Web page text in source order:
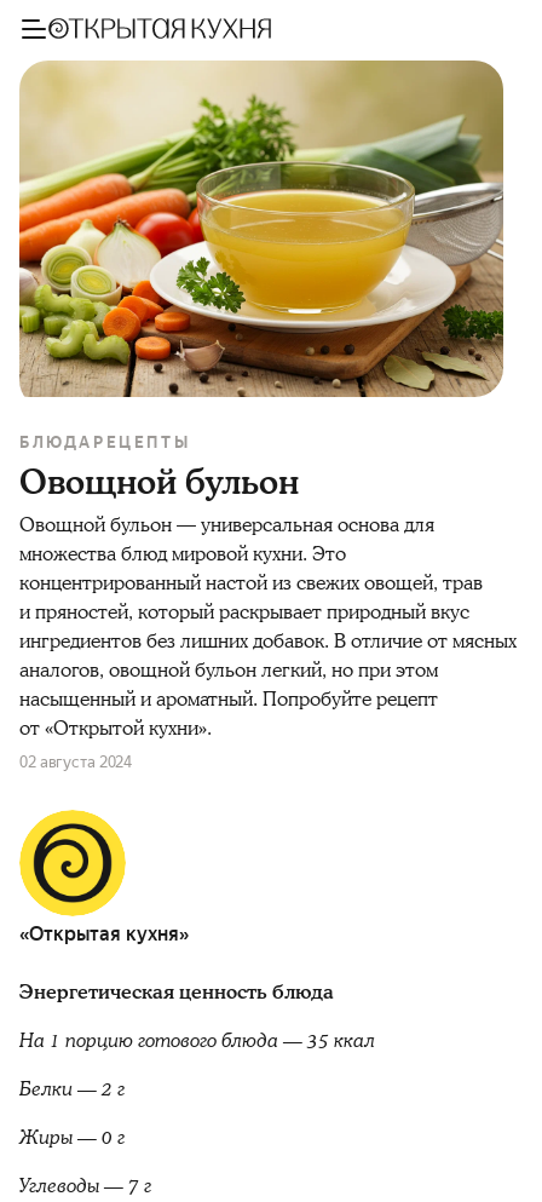
БЛЮДА РЕЦЕПТЫ
Овощной бульон
Овощной бульон — универсальная основа для
множества блюд мировой кухни. Это
концентрированный настой из свежих овощей, трав
и пряностей, который раскрывает природный вкус
ингредиентов без лишних добавок. В отличие от мясных
аналогов, овощной бульон легкий, но при этом
насыщенный и ароматный. Попробуйте рецепт
от «Открытой кухни».
02 августа 2024
«Открытая кухня»
Энергетическая ценность блюда
На 1 порцию готового блюда —35 ккал
Белки — 2 г
Жиры — 0 г
Углеводы — 7 г